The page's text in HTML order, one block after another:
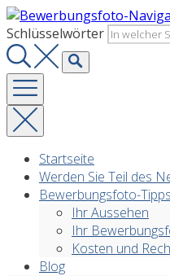
Zurück
zum
Inhalt
Schlüsselwörter
Startseite
Werden Sie Teil des
Bewerbungsfoto-Tipps
Ihr Aussehen
Ihr
Kosten und
Blog